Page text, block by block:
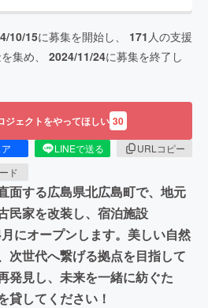
10/15に募集を開始し、 171 人の支援
集め、 2024/11/24に募集を終了し
ジェクトをやってほしい 30
LINEで送る
URLコピー
ド
面する広島県北広島町で、地元
民家を改装し、宿泊施設
にオープンします。美しい自然
次世代へ繋げる拠点を目指して
発見し、未来を一緒に紡ぐた
貸してください！